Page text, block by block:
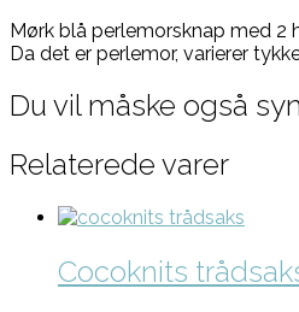
Mørk blå perlemorsknap med 2
Da det er perlemor, varierer
Du vil måske også
Relaterede varer
Cocoknits